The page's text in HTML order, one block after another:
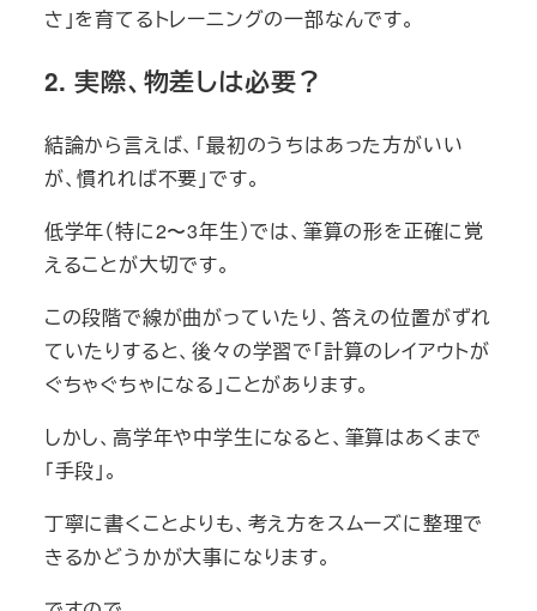
さ」を育てるトレーニングの一部なんです。
2. 実際、物差しは必要？
結論から言えば、「最初のうちはあった方がいい
が、慣れれば不要」です。
低学年（特に2〜3年生）では、筆算の形を正確に覚
えることが大切です。
この段階で線が曲がっていたり、答えの位置がずれ
ていたりすると、後々の学習で「計算のレイアウトが
ぐちゃぐちゃになる」ことがあります。
しかし、高学年や中学生になると、筆算はあくまで
「手段」。
丁寧に書くことよりも、考え方をスムーズに整理で
きるかどうかが大事になります。